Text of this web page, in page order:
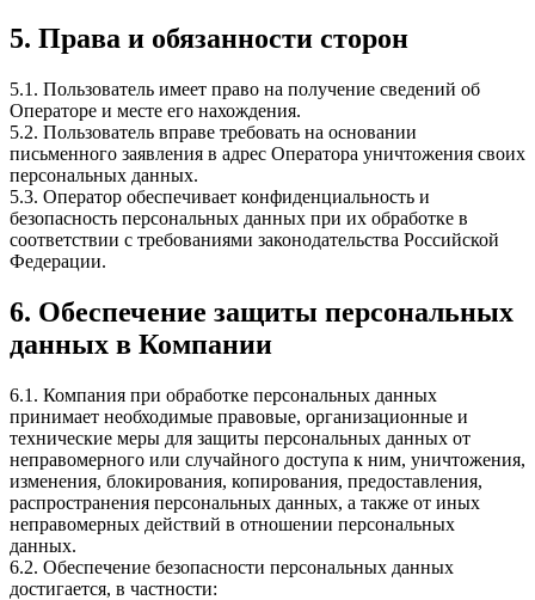
5. Права и обязанности сторон
5.1. Пользователь имеет право на получение сведений об
Операторе и месте его нахождения.
5.2. Пользователь вправе требовать на основании
письменного заявления в адрес Оператора уничтожения своих
персональных данных.
5.3. Оператор обеспечивает конфиденциальность и
безопасность персональных данных при их обработке в
соответствии с требованиями законодательства Российской
Федерации.
6. Обеспечение защиты персональных
данных в Компании
6.1. Компания при обработке персональных данных
принимает необходимые правовые, организационные и
технические меры для защиты персональных данных от
неправомерного или случайного доступа к ним, уничтожения,
изменения, блокирования, копирования, предоставления,
распространения персональных данных, а также от иных
неправомерных действий в отношении персональных
данных.
6.2. Обеспечение безопасности персональных данных
достигается, в частности: